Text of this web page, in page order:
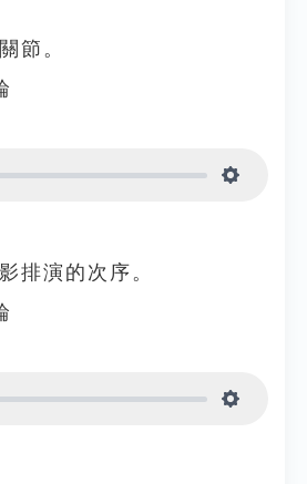
節。
排演的次序。